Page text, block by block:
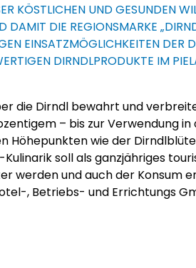
KÖSTLICHEN UND GESUNDEN
DIE REGIONSMARKE
EINSATZMÖGLICHKEITEN
DIRNDLPRODUKTE IM
die Dirndl bewahrt und
– bis zur Verwendung
Höhepunkten wie der
soll als ganzjähriges
und auch der Konsum
, Betriebs- und Errichtungs